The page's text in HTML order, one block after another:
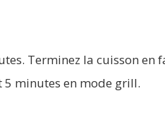
Terminez la cuisson en
minutes en mode grill.